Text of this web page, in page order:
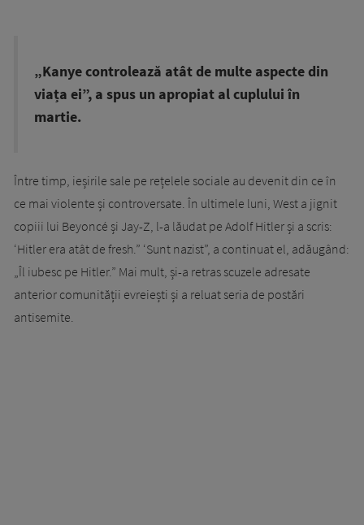
„Kanye controlează atât de multe aspecte din
viața ei”, a spus un apropiat al cuplului în
martie.
Între timp, ieșirile sale pe rețelele sociale au devenit din ce în
ce mai violente și controversate. În ultimele luni, West a jignit
copiii lui Beyoncé și Jay-Z, l-a lăudat pe Adolf Hitler și a scris:
‘Hitler era atât de fresh.” ‘Sunt nazist”, a continuat el, adăugând:
„Îl iubesc pe Hitler.” Mai mult, și-a retras scuzele adresate
anterior comunității evreiești și a reluat seria de postări
antisemite.